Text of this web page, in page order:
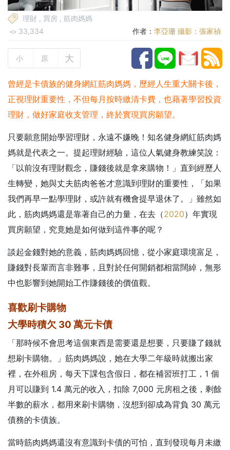
理財 , 買房 , 筋肉媽媽
33,334
作者： 李亞珊 攝影：張家禎
小 原 大
曾經是卡債族的健身網紅筋肉媽媽，歷經人生重大關卡後，
正視理財重要性，不但每月按時繳清卡費，也藉著學習投資
理財，做好家庭收支管理，終於實現買房願望。
只要願意開始學習理財，永遠不嫌晚！知名健身網紅筋肉媽
媽就是代表之一。提起理財經驗，這位人氣健身教練笑說：
「以前沒有理財觀念，賺錢後就是拿來購物！」直到經歷人
生轉變，她與丈夫筋肉爸爸才意識到理財的重要性，「如果
我們再早一點學理財，或許就有機會提早退休了。」雖然如
此，筋肉媽媽還是靠著自己的力量，在去（2020）年實現
買房願望，究竟她是如何做到這件事的呢？
談起金錢對她的意義，筋肉媽媽回憶，從小家庭環境富足，
賺錢對長輩而言非難事，且對於任何開銷都相當闊綽，無形
中也影響到她開始工作賺錢後的價值觀。
喜歡刷卡購物
大學時積欠 30 萬元卡債
「那時候不會思考這個東西是需要還是想要，只要賺了錢就
想刷卡購物。」筋肉媽媽說，她在大學二年級時就搬出家
裡，在外租房，每天下課包含假日，都在補習班打工，1 個
月可以賺到 1.4 萬元的收入，扣除 7,000 元房租之後，剩餘
半數的薪水，都用來刷卡購物，沒想到卻成為背負 30 萬元
債務的卡債族。
當時筋肉媽媽還沒有意識到卡債的可怕，直到發現每月未繳